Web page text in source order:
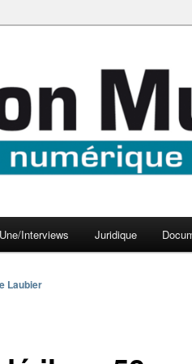
Une/Interviews Juridique
Laubier